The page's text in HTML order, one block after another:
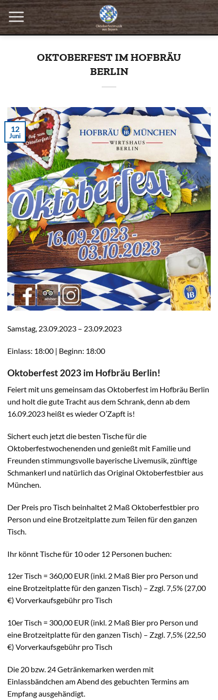
Zum
Inhalt
springen
OKTOBERFEST IM HOFBRÄU
BERLIN
12
Juni
Samstag, 23.09.2023 – 23.09.2023
Einlass: 18:00 | Beginn: 18:00
Oktoberfest 2023 im Hofbräu Berlin!
Feiert mit uns gemeinsam das Oktoberfest im Hofbräu Berlin
und holt die gute Tracht aus dem Schrank, denn ab dem
16.09.2023 heißt es wieder O’Zapft is!
Sichert euch jetzt die besten Tische für die
Oktoberfestwochenenden und genießt mit Familie und
Freunden stimmungsvolle bayerische Livemusik, zünftige
Schmankerl und natürlich das Original Oktoberfestbier aus
München.
Der Preis pro Tisch beinhaltet 2 Maß Oktoberfestbier pro
Person und eine Brotzeitplatte zum Teilen für den ganzen
Tisch.
Ihr könnt Tische für 10 oder 12 Personen buchen:
12er Tisch = 360,00 EUR (inkl. 2 Maß Bier pro Person und
eine Brotzeitplatte für den ganzen Tisch) – Zzgl. 7,5% (27,00
€) Vorverkaufsgebühr pro Tisch
10er Tisch = 300,00 EUR (inkl. 2 Maß Bier pro Person und
eine Brotzeitplatte für den ganzen Tisch) – Zzgl. 7,5% (22,50
€) Vorverkaufsgebühr pro Tisch
Die 20 bzw. 24 Getränkemarken werden mit
Einlassbändchen am Abend des gebuchten Termins am
Empfang ausgehändigt.